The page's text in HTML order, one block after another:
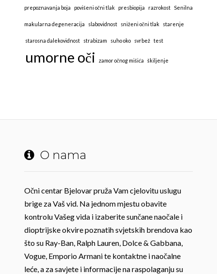
prepoznavanja boja povišeni očni tlak presbiopija razrokost Senilna
makularna degeneracija slabovidnost sniženi očni tlak starenje
starosna dalekovidnost strabizam suho oko svrbež test
umorne oči zamor očnog mišića škiljenje
O nama
Očni centar Bjelovar pruža Vam cjelovitu uslugu
brige za Vaš vid. Na jednom mjestu obavite
kontrolu Vašeg vida i izaberite sunčane naočale i
dioptrijske okvire poznatih svjetskih brendova kao
što su Ray-Ban, Ralph Lauren, Dolce & Gabbana,
Vogue, Emporio Armani te kontaktne i naočalne
leće, a za savjete i informacije na raspolaganju su